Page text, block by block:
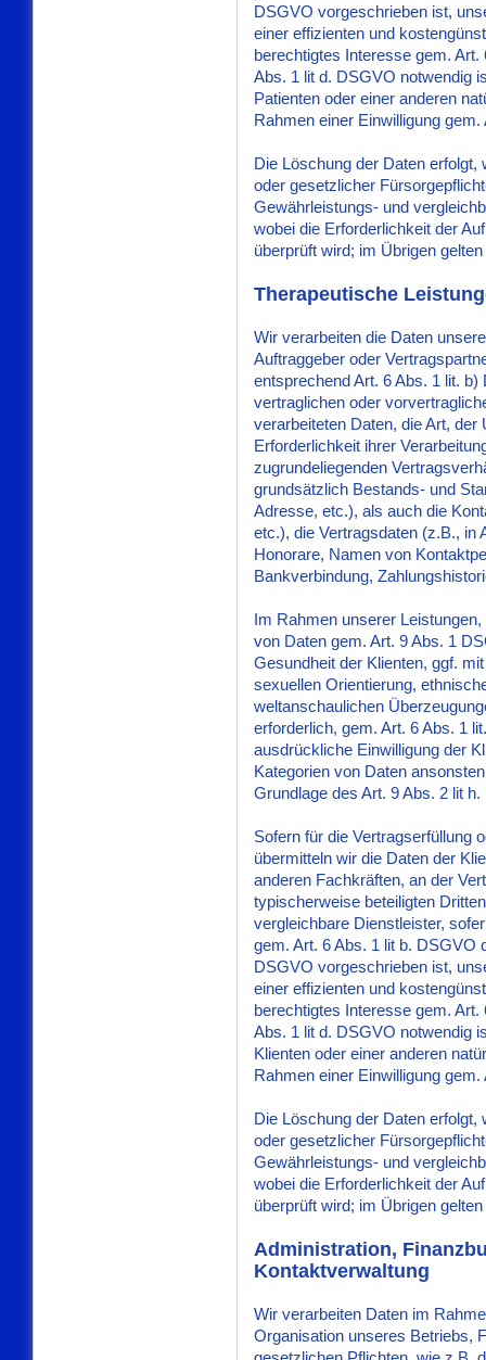
DSGVO vorgeschrieben ist,
einer effizienten und
berechtigtes Interesse gem.
Abs. 1 lit d. DSGVO notwendig
Patienten oder einer anderen
Rahmen einer Einwilligung
Die Löschung der Daten
oder gesetzlicher
Gewährleistungs- und
wobei die Erforderlichkeit der
überprüft wird; im Übrigen
Therapeutische
Wir verarbeiten die Daten
Auftraggeber oder
entsprechend Art. 6 Abs. 1 lit.
vertraglichen oder
verarbeiteten Daten, die Art,
Erforderlichkeit ihrer
zugrundeliegenden
grundsätzlich Bestands- und
Adresse, etc.), als auch die
etc.), die Vertragsdaten (z.B., in
Honorare, Namen von
Bankverbindung,
Im Rahmen unserer
von Daten gem. Art. 9 Abs. 1
Gesundheit der Klienten, ggf.
sexuellen Orientierung,
weltanschaulichen
erforderlich, gem. Art. 6 Abs. 1
ausdrückliche Einwilligung der
Kategorien von Daten
Grundlage des Art. 9 Abs. 2 lit
Sofern für die Vertragserfüllung
übermitteln wir die Daten der
anderen Fachkräften, an der
typischerweise beteiligten
vergleichbare Dienstleister,
gem. Art. 6 Abs. 1 lit b. DSGVO
DSGVO vorgeschrieben ist,
einer effizienten und
berechtigtes Interesse gem.
Abs. 1 lit d. DSGVO notwendig
Klienten oder einer anderen
Rahmen einer Einwilligung
Die Löschung der Daten
oder gesetzlicher
Gewährleistungs- und
wobei die Erforderlichkeit der
überprüft wird; im Übrigen
Administration,
Kontaktverwaltung
Wir verarbeiten Daten im
Organisation unseres Betriebs,